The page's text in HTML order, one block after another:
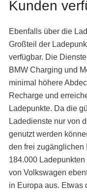
Kunden
Ebenfalls über die
Großteil der
verfügbar. Die
BMW Charging und
minimal höhere
Recharge und
Ladepunkte. Da die
Ladedienste nur von
genutzt werden
den frei zugänglichen
184.000
von Volkswagen
in Europa aus. Etwas